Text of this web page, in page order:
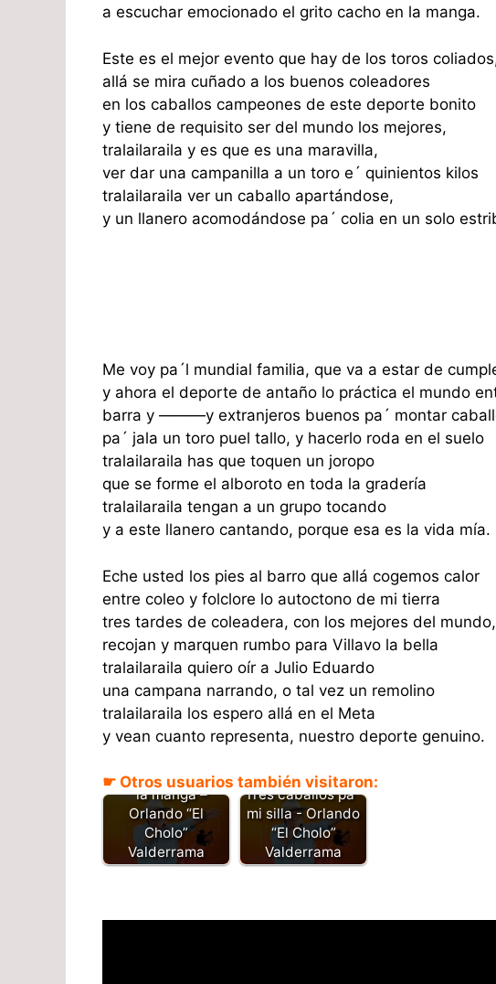
a escuchar emocionado el grito cacho en la manga.
Este es el mejor evento que hay de los toros
allá se mira cuñado a los buenos coleadores
en los caballos campeones de este deporte bonito
y tiene de requisito ser del mundo los mejores,
tralailaraila y es que es una maravilla,
ver dar una campanilla a un toro e´ quinientos kilos
tralailaraila ver un caballo apartándose,
y un llanero acomodándose pa´ colia en un solo
Me voy pa´l mundial familia, que va a estar de
y ahora el deporte de antaño lo práctica el mundo
barra y ———y extranjeros buenos pa´ montar
pa´ jala un toro puel tallo, y hacerlo roda en el suelo
tralailaraila has que toquen un joropo
que se forme el alboroto en toda la gradería
tralailaraila tengan a un grupo tocando
y a este llanero cantando, porque esa es la vida mía.
Eche usted los pies al barro que allá cogemos calor
entre coleo y folclore lo autoctono de mi tierra
tres tardes de coleadera, con los mejores del mundo,
recojan y marquen rumbo para Villavo la bella
tralailaraila quiero oír a Julio Eduardo
una campana narrando, o tal vez un remolino
tralailaraila los espero allá en el Meta
y vean cuanto representa, nuestro deporte genuino.
☛ Otros usuarios también visitaron:
Compa vamos pa
´ la manga –
Orlando “El
Cholo”
Valderrama
Tres caballos pa´
mi silla - Orlando
“El Cholo”
Valderrama